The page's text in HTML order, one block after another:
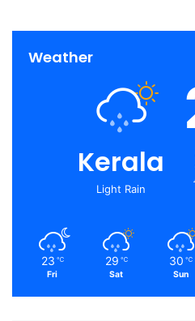
Weather
Kerala
Light Rain
23 ℃
Fri
29 ℃
Sat
30 ℃
Sun